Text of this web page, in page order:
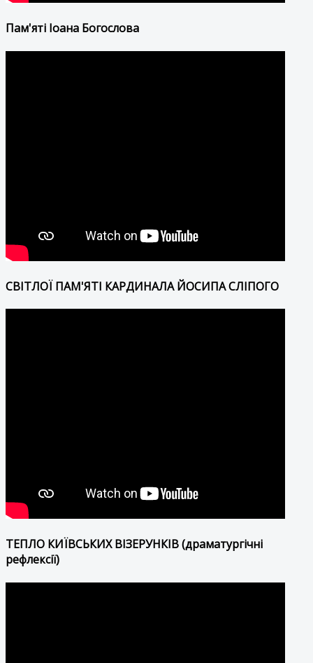
Пам'яті Іоана Богослова
СВІТЛОЇ ПАМ'ЯТІ КАРДИНАЛА ЙОСИПА СЛІПОГО
ТЕПЛО КИЇВСЬКИХ ВІЗЕРУНКІВ (драматургічні
рефлексії)